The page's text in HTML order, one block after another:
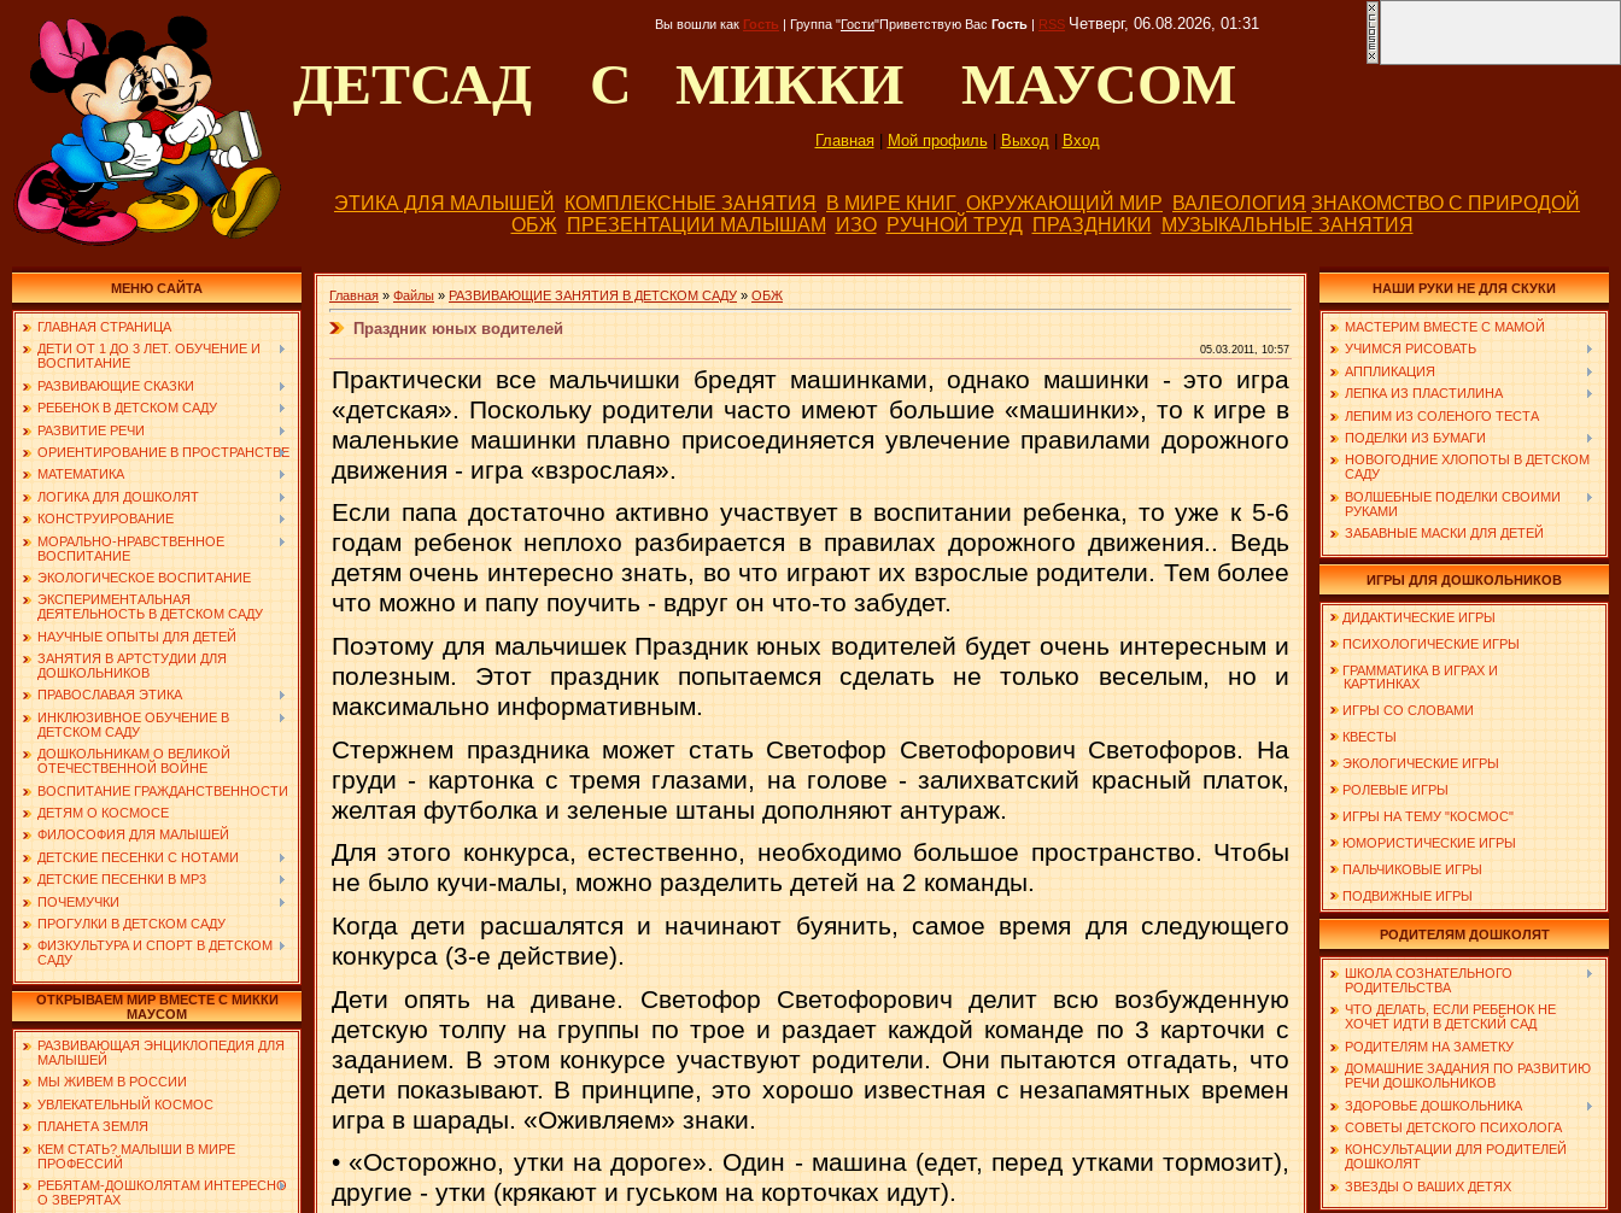
Вы вошли как Гость | Группа "Гости"Приветствую Вас Гость | RSS Четверг, 06.08.2026, 01:31
ДЕТСАД С МИККИ МАУСОМ
Главная| Мой профиль| Выход| Вход
ЭТИКА ДЛЯ МАЛЫШЕЙ КОМПЛЕКСНЫЕ ЗАНЯТИЯ В МИРЕ КНИГ ОКРУЖАЮЩИЙ МИР ВАЛЕОЛОГИЯ ЗНАКОМСТВО С ПРИРОДОЙ
ОБЖ
ПРЕЗЕНТАЦИИ МАЛЫШАМ ИЗО РУЧНОЙ ТРУД ПРАЗДНИКИ МУЗЫКАЛЬНЫЕ ЗАНЯТИЯ
МЕНЮ САЙТА
ГЛАВНАЯ СТРАНИЦА
ДЕТИ ОТ 1 ДО 3 ЛЕТ. ОБУЧЕНИЕ И
ВОСПИТАНИЕ
РАЗВИВАЮЩИЕ СКАЗКИ
РЕБЕНОК В ДЕТСКОМ САДУ
РАЗВИТИЕ РЕЧИ
ОРИЕНТИРОВАНИЕ В ПРОСТРАНСТВЕ
МАТЕМАТИКА
ЛОГИКА ДЛЯ ДОШКОЛЯТ
КОНСТРУИРОВАНИЕ
МОРАЛЬНО-НРАВСТВЕННОЕ
ВОСПИТАНИЕ
ЭКОЛОГИЧЕСКОЕ ВОСПИТАНИЕ
ЭКСПЕРИМЕНТАЛЬНАЯ
ДЕЯТЕЛЬНОСТЬ В ДЕТСКОМ САДУ
НАУЧНЫЕ ОПЫТЫ ДЛЯ ДЕТЕЙ
ЗАНЯТИЯ В АРТСТУДИИ ДЛЯ
ДОШКОЛЬНИКОВ
ПРАВОСЛАВАЯ ЭТИКА
ИНКЛЮЗИВНОЕ ОБУЧЕНИЕ В
ДЕТСКОМ САДУ
ДОШКОЛЬНИКАМ О ВЕЛИКОЙ
ОТЕЧЕСТВЕННОЙ ВОЙНЕ
ВОСПИТАНИЕ ГРАЖДАНСТВЕННОСТИ
ДЕТЯМ О КОСМОСЕ
ФИЛОСОФИЯ ДЛЯ МАЛЫШЕЙ
ДЕТСКИЕ ПЕСЕНКИ С НОТАМИ
ДЕТСКИЕ ПЕСЕНКИ В MP3
ПОЧЕМУЧКИ
ПРОГУЛКИ В ДЕТСКОМ САДУ
ФИЗКУЛЬТУРА И СПОРТ В ДЕТСКОМ
САДУ
ОТКРЫВАЕМ МИР ВМЕСТЕ С МИККИ
МАУСОМ
РАЗВИВАЮЩАЯ ЭНЦИКЛОПЕДИЯ ДЛЯ
МАЛЫШЕЙ
МЫ ЖИВЕМ В РОССИИ
УВЛЕКАТЕЛЬНЫЙ КОСМОС
ПЛАНЕТА ЗЕМЛЯ
КЕМ СТАТЬ? МАЛЫШИ В МИРЕ
ПРОФЕССИЙ
РЕБЯТАМ-ДОШКОЛЯТАМ ИНТЕРЕСНО
О ЗВЕРЯТАХ
Главная » Файлы » РАЗВИВАЮЩИЕ ЗАНЯТИЯ В ДЕТСКОМ САДУ » ОБЖ
Праздник юных водителей
05.03.2011, 10:57
Практически все мальчишки бредят машинками, однако машин­ки - это игра
«детская». Поскольку родители часто имеют боль­шие «машинки», то к игре в
маленькие машинки плавно присоеди­няется увлечение правилами дорожного
движения - игра «взрослая».
Если папа достаточно активно участвует в воспитании ребенка, то уже к 5-6
годам ребенок неплохо разбирается в правилах дорож­ного движения.. Ведь
детям очень интересно знать, во что играют их взрослые родители. Тем более
что можно и папу поучить - вдруг он что-то забудет.
Поэтому для мальчишек Праздник юных водителей будет очень интересным и
полезным. Этот праздник попытаемся сделать не толь­ко веселым, но и
максимально информативным.
Стержнем праздника может стать Светофор Светофорович Све­тофоров. На
груди - картонка с тремя глазами, на голове - залих­ватский красный платок,
желтая футболка и зеленые штаны допол­няют антураж.
Для этого конкурса, естественно, необходимо большое простран­ство. Чтобы
не было кучи-малы, можно разделить детей на 2 ко­манды.
Когда дети расшалятся и начинают буянить, самое время для следу­ющего
конкурса (3-е действие).
Дети опять на диване. Светофор Светофорович делит всю воз­бужденную
детскую толпу на группы по трое и раздает каждой команде по 3 карточки с
заданием. В этом конкурсе участвуют родители. Они пытаются отгадать, что
дети показывают. В прин­ципе, это хорошо известная с незапамятных времен
игра в шарады. «Оживляем» знаки.
• «Осторожно, утки на дороге». Один - машина (едет, перед ут­ками тормозит),
другие - утки (крякают и гуськом на корточках идут).
НАШИ РУКИ НЕ ДЛЯ СКУКИ
МАСТЕРИМ ВМЕСТЕ С МАМОЙ
УЧИМСЯ РИСОВАТЬ
АППЛИКАЦИЯ
ЛЕПКА ИЗ ПЛАСТИЛИНА
ЛЕПИМ ИЗ СОЛЕНОГО ТЕСТА
ПОДЕЛКИ ИЗ БУМАГИ
НОВОГОДНИЕ ХЛОПОТЫ В ДЕТСКОМ
САДУ
ВОЛШЕБНЫЕ ПОДЕЛКИ СВОИМИ
РУКАМИ
ЗАБАВНЫЕ МАСКИ ДЛЯ ДЕТЕЙ
ИГРЫ ДЛЯ ДОШКОЛЬНИКОВ
ДИДАКТИЧЕСКИЕ ИГРЫ
ПСИХОЛОГИЧЕСКИЕ ИГРЫ
ГРАММАТИКА В ИГРАХ И
КАРТИНКАХ
ИГРЫ СО СЛОВАМИ
КВЕСТЫ
ЭКОЛОГИЧЕСКИЕ ИГРЫ
РОЛЕВЫЕ ИГРЫ
ИГРЫ НА ТЕМУ "КОСМОС"
ЮМОРИСТИЧЕСКИЕ ИГРЫ
ПАЛЬЧИКОВЫЕ ИГРЫ
ПОДВИЖНЫЕ ИГРЫ
РОДИТЕЛЯМ ДОШКОЛЯТ
ШКОЛА СОЗНАТЕЛЬНОГО
РОДИТЕЛЬСТВА
ЧТО ДЕЛАТЬ, ЕСЛИ РЕБЕНОК НЕ
ХОЧЕТ ИДТИ В ДЕТСКИЙ САД
РОДИТЕЛЯМ НА ЗАМЕТКУ
ДОМАШНИЕ ЗАДАНИЯ ПО РАЗВИТИЮ
РЕЧИ ДОШКОЛЬНИКОВ
ЗДОРОВЬЕ ДОШКОЛЬНИКА
СОВЕТЫ ДЕТСКОГО ПСИХОЛОГА
КОНСУЛЬТАЦИИ ДЛЯ РОДИТЕЛЕЙ
ДОШКОЛЯТ
ЗВЕЗДЫ О ВАШИХ ДЕТЯХ